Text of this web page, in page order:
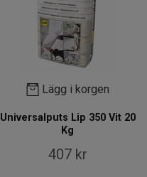
Lägg i korgen
Universalputs Lip 350 Vit 20
Kg
407 kr